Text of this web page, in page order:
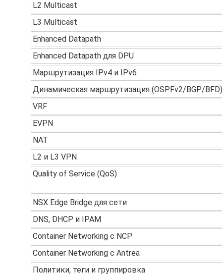
L2 Multicast
L3 Multicast
Enhanced Datapath
Enhanced Datapath для DPU
Маршрутизация IPv4 и IPv6
Динамическая маршрутизация (OSPFv2/BGP/BFD)
VRF
EVPN
NAT
L2 и L3 VPN
Quality of Service (QoS)
NSX Edge Bridge для сети
DNS, DHCP и IPAM
Container Networking с NCP
Container Networking с Antrea
Политики, теги и группировка